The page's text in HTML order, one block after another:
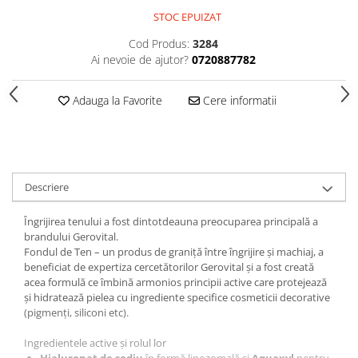
Mascara (rimel) sprancene
Ser sprancene
STOC EPUIZAT
Cod Produs: 3284
Ai nevoie de ajutor? 0720887782
Adauga la Favorite Cere informatii
Descriere
Îngrijirea tenului a fost dintotdeauna preocuparea principală a
brandului Gerovital.
Fondul de Ten – un produs de graniță între îngrijire și machiaj, a
beneficiat de expertiza cercetătorilor Gerovital și a fost creată
acea formulă ce îmbină armonios principii active care protejează
și hidratează pielea cu ingrediente specifice cosmeticii decorative
(pigmenți, siliconi etc).
Ingredientele active și rolul lor